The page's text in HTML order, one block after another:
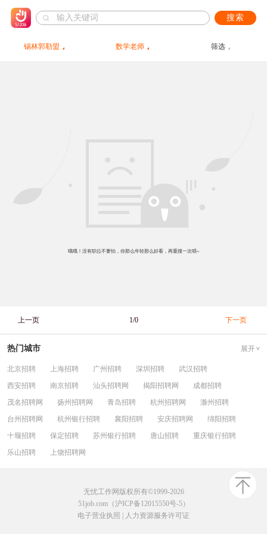
搜索
锡林郭勒盟 数学老师 筛选
哦哦！没有职位不要怕，你那么年轻那么好看，再重搜一次呗~
上一页 1/0 下一页
热门城市 展开
北京招聘 上海招聘 广州招聘 深圳招聘
武汉招聘
西安招聘
南京招聘 汕头招聘网 揭阳招聘网
成都招聘
茂名招聘网
扬州招聘网 青岛招聘 杭州招聘网
滁州招聘
台州招聘网
杭州银行招聘 襄阳招聘 安庆招聘网
绵阳招聘
十堰招聘
保定招聘 苏州银行招聘 唐山招聘
重庆银行招聘
乐山招聘
上饶招聘网
无忧工作网版权所有©1999-2026
51job.com（沪ICP备12015550号-5）
电子营业执照
人力资源服务许可证